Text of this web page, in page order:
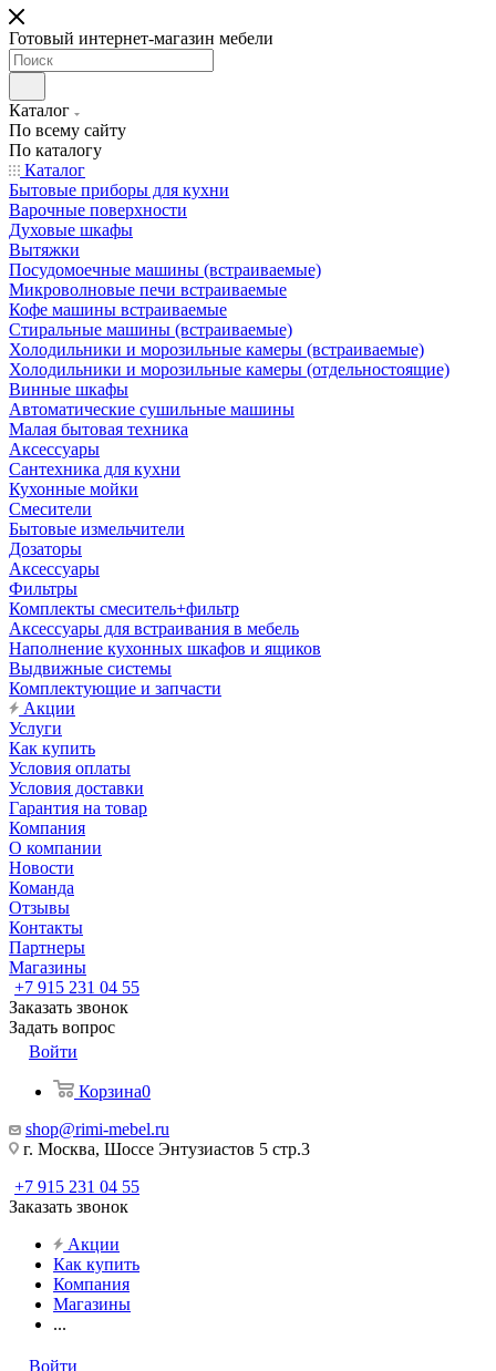
Готовый интернет-магазин мебели
Каталог
По всему сайту
По каталогу
Каталог
Бытовые приборы для кухни
Варочные поверхности
Духовые шкафы
Вытяжки
Посудомоечные машины (встраиваемые)
Микроволновые печи встраиваемые
Кофе машины встраиваемые
Стиральные машины (встраиваемые)
Холодильники и морозильные камеры (встраиваемые)
Холодильники и морозильные камеры (отдельностоящие)
Винные шкафы
Автоматические сушильные машины
Малая бытовая техника
Аксессуары
Сантехника для кухни
Кухонные мойки
Смесители
Бытовые измельчители
Дозаторы
Аксессуары
Фильтры
Комплекты смеситель+фильтр
Аксессуары для встраивания в мебель
Наполнение кухонных шкафов и ящиков
Выдвижные системы
Комплектующие и запчасти
Акции
Услуги
Как купить
Условия оплаты
Условия доставки
Гарантия на товар
Компания
О компании
Новости
Команда
Отзывы
Контакты
Партнеры
Магазины
+7 915 231 04 55
Заказать звонок
Задать вопрос
Войти
Корзина0
shop@rimi-mebel.ru
г. Москва, Шоссе Энтузиастов 5 стр.3
+7 915 231 04 55
Заказать звонок
Акции
Как купить
Компания
Магазины
...
Войти